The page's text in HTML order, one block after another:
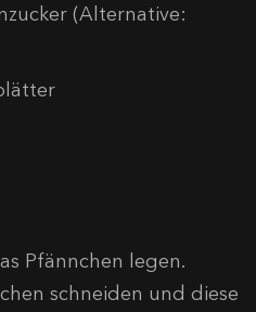
(Alternative:
Pfännchen legen.
schneiden und diese